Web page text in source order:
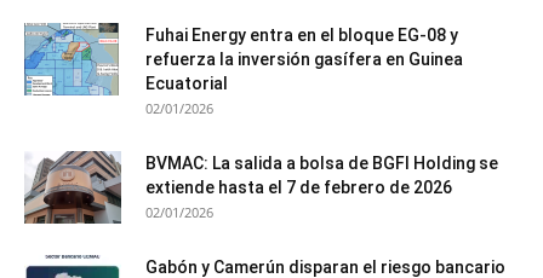
Fuhai Energy entra en el bloque EG-08 y
refuerza la inversión gasífera en Guinea
Ecuatorial
02/01/2026
BVMAC: La salida a bolsa de BGFI Holding se
extiende hasta el 7 de febrero de 2026
02/01/2026
Gabón y Camerún disparan el riesgo bancario